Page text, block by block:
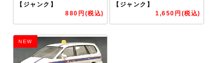
【ジャンク】
880円(税込)
【ジャンク】
1,650円(税込)
NEW